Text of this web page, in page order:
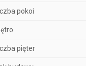
pokoi
pięter